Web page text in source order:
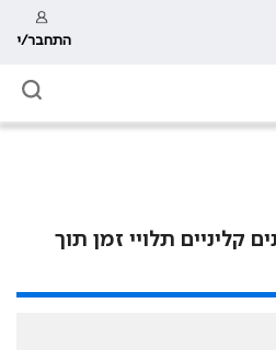
התחבר/י
קליניים תלויי זמן תוך